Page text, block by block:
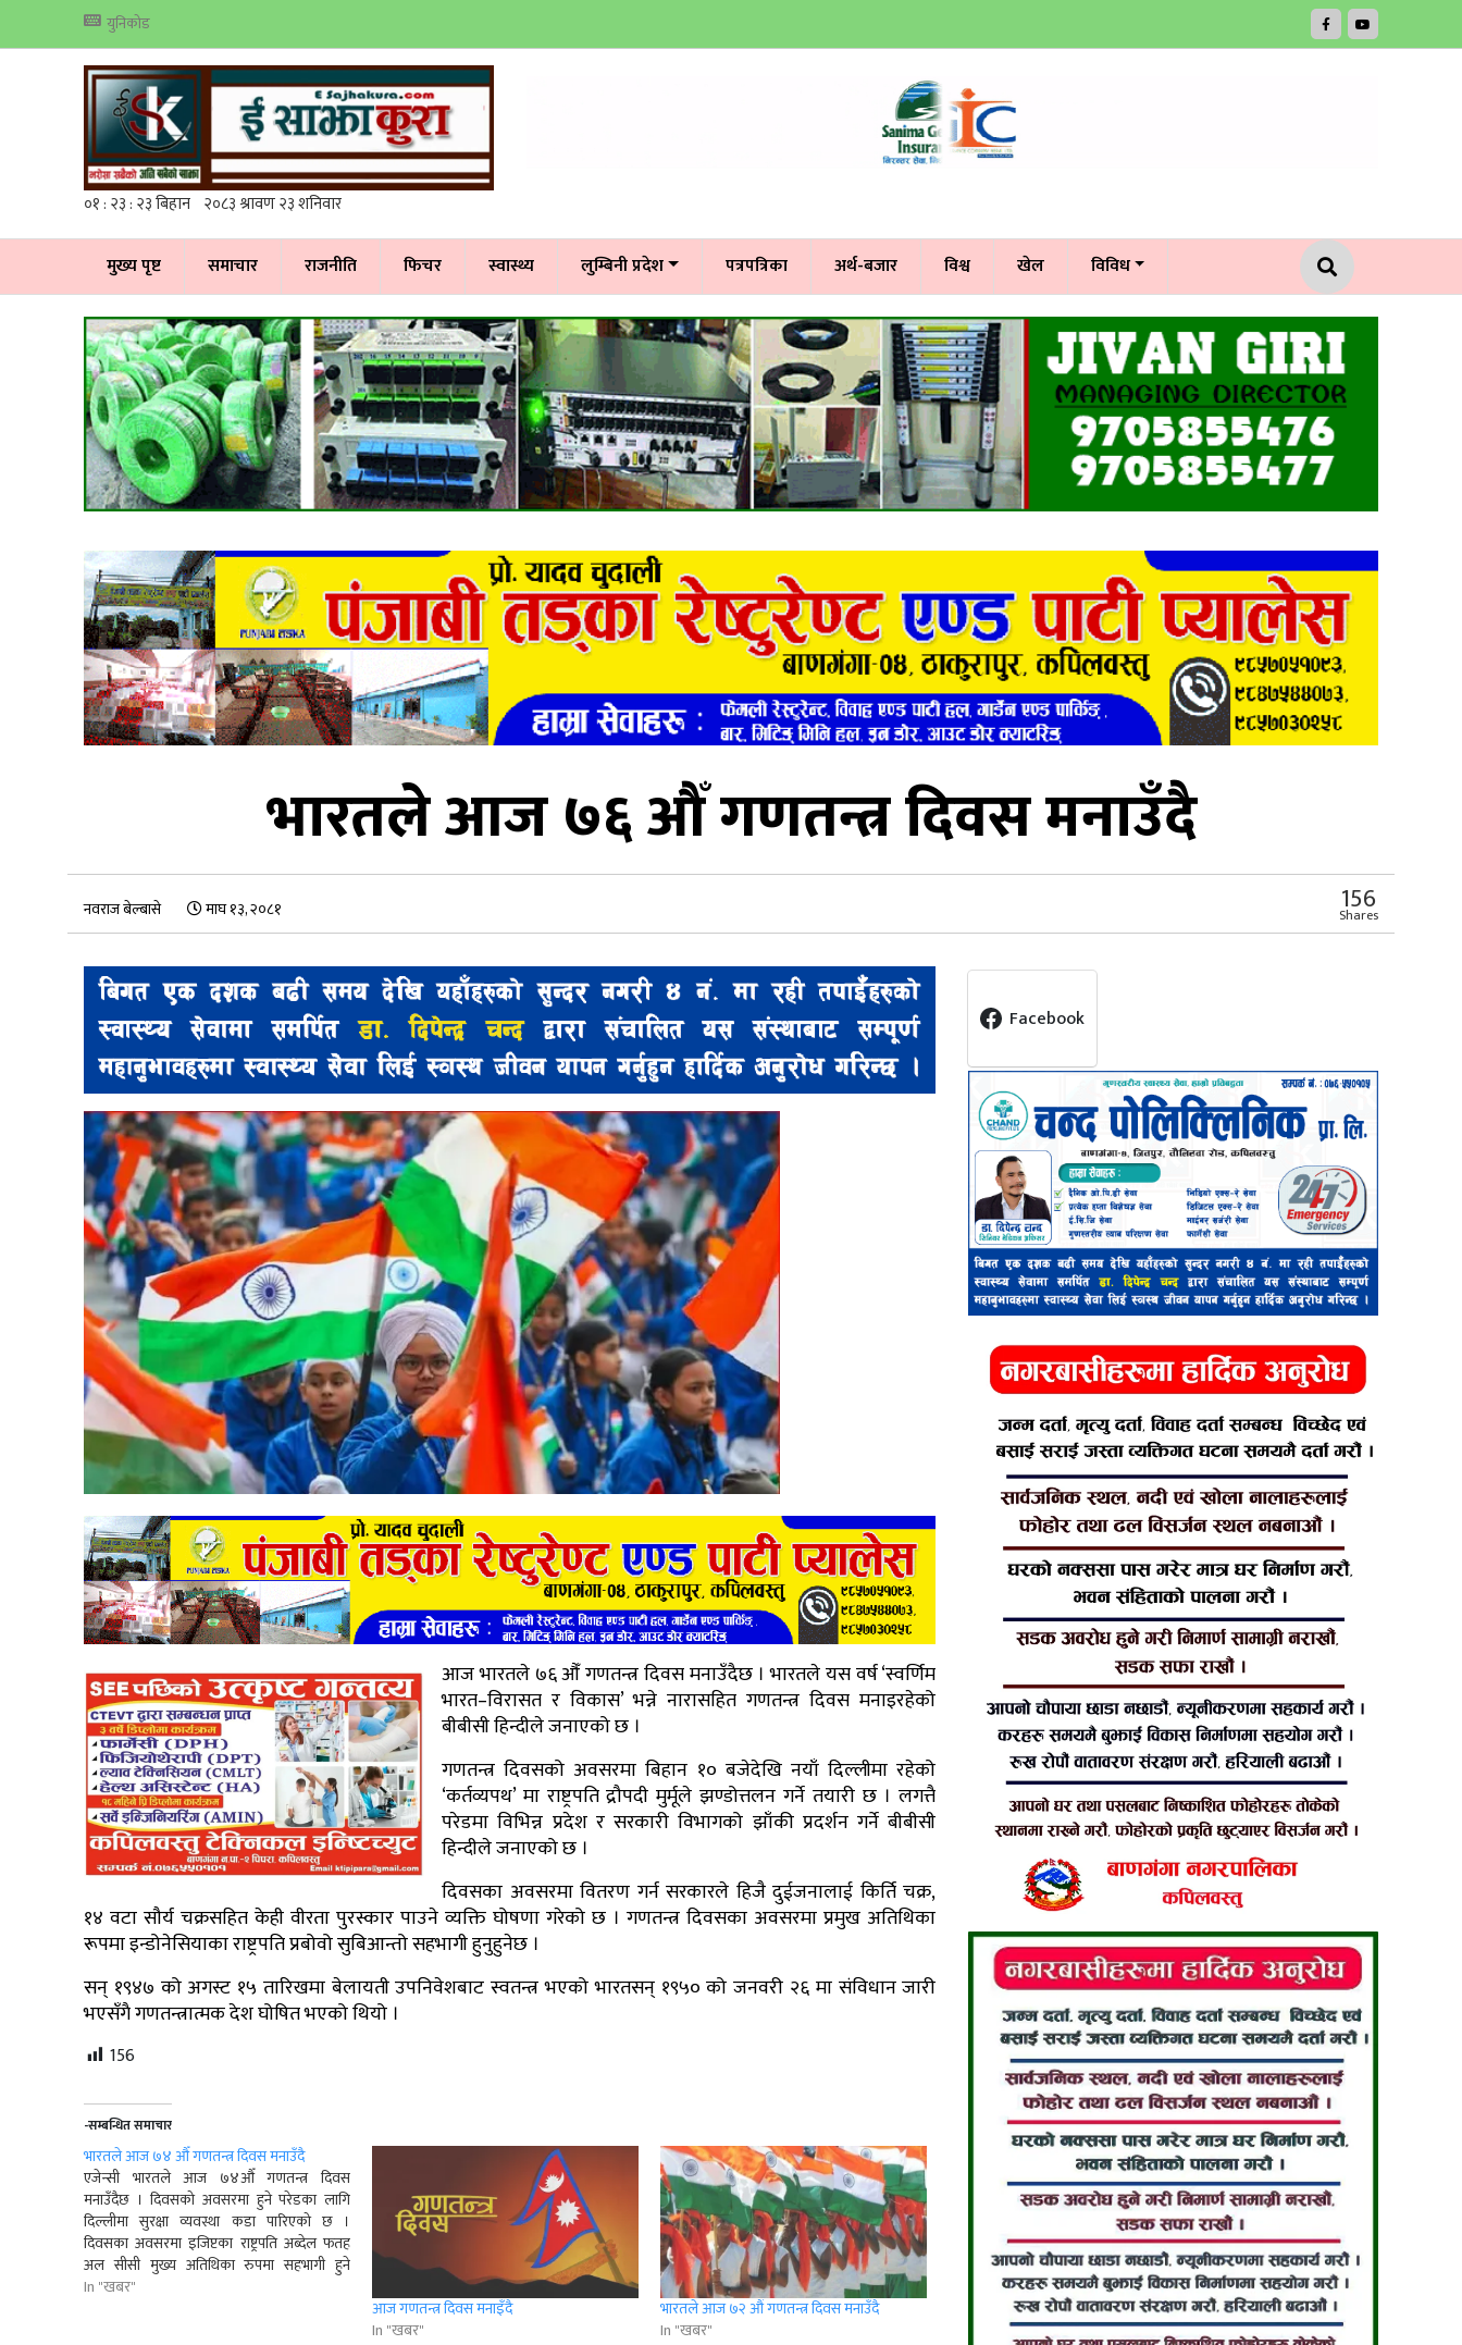
युनिकोड
मुख्य पृष्ट समाचार राजनीति फिचर स्वास्थ्य लुम्बिनी प्रदेश पत्रपत्रिका अर्थ-बजार विश्व खेल विविध
भारतले आज ७६ औँ गणतन्त्र दिवस मनाउँदै
नवराज बेल्बासे माघ १३, २०८१ 156
Shares
आज भारतले ७६ औँ गणतन्त्र दिवस मनाउँदैछ । भारतले यस वर्ष ‘स्वर्णिम
भारत–विरासत र विकास’ भन्ने नारासहित गणतन्त्र दिवस मनाइरहेको
बीबीसी हिन्दीले जनाएको छ ।
गणतन्त्र दिवसको अवसरमा बिहान १० बजेदेखि नयाँ दिल्लीमा रहेको
‘कर्तव्यपथ’ मा राष्ट्रपति द्रौपदी मुर्मूले झण्डोत्तलन गर्ने तयारी छ । लगत्तै
परेडमा विभिन्न प्रदेश र सरकारी विभागको झाँकी प्रदर्शन गर्ने बीबीसी
हिन्दीले जनाएको छ ।
दिवसका अवसरमा वितरण गर्न सरकारले हिजै दुईजनालाई किर्ति चक्र,
१४ वटा सौर्य चक्रसहित केही वीरता पुरस्कार पाउने व्यक्ति घोषणा गरेको छ । गणतन्त्र दिवसका अवसरमा प्रमुख अतिथिका
रूपमा इन्डोनेसियाका राष्ट्रपति प्रबोवो सुबिआन्तो सहभागी हुनुहुनेछ ।
सन् १९४७ को अगस्ट १५ तारिखमा बेलायती उपनिवेशबाट स्वतन्त्र भएको भारतसन् १९५० को जनवरी २६ मा संविधान जारी
भएसँगै गणतन्त्रात्मक देश घोषित भएको थियो ।
156
-सम्बन्धित समाचार
भारतले आज ७४ औँ गणतन्त्र दिवस मनाउँदै
एजेन्सी भारतले आज ७४औँ गणतन्त्र दिवस
मनाउँदैछ । दिवसको अवसरमा हुने परेडका लागि
दिल्लीमा सुरक्षा व्यवस्था कडा पारिएको छ ।
दिवसका अवसरमा इजिप्टका राष्ट्रपति अब्देल फतह
अल सीसी मुख्य अतिथिका रुपमा सहभागी हुने
कार्यक्रम रहेको भारतीय सञ्चारमाध्यमले जनाएका छन्
In "खबर"
आज गणतन्त्र दिवस मनाइँदै
In "खबर"
भारतले आज ७२ औं गणतन्त्र दिवस मनाउँदै
In "खबर"
Facebook